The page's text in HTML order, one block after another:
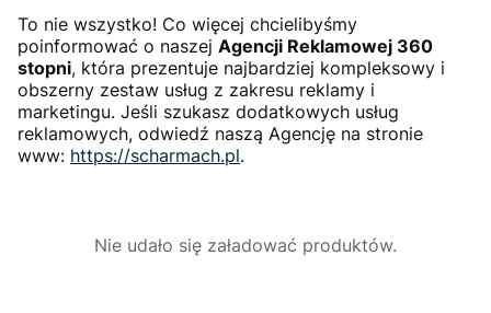
To nie wszystko! Co więcej chcielibyśmy
poinformować o naszej Agencji Reklamowej 360
stopni, która prezentuje najbardziej kompleksowy i
obszerny zestaw usług z zakresu reklamy i
marketingu. Jeśli szukasz dodatkowych usług
reklamowych, odwiedź naszą Agencję na stronie
www: https://scharmach.pl.
Nie udało się załadować produktów.